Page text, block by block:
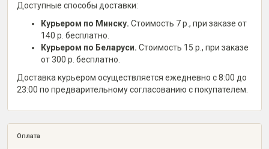
Доступные способы доставки:
Курьером по Минску. Стоимость 7 р., при заказе от
140 р. бесплатно.
Курьером по Беларуси. Стоимость 15 р., при заказе
от 300 р. бесплатно.
Доставка курьером осуществляется ежедневно с 8:00 до
23:00 по предварительному согласованию с покупателем.
Оплата